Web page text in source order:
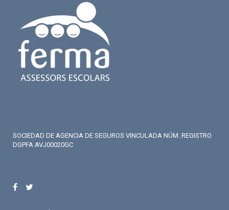
SOCIEDAD DE AGENCIA DE SEGUROS VINCULADA NÚM. REGISTRO
DGPFA AVJ00020GC